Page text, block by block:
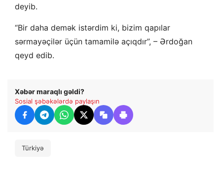
deyib.
“Bir daha demək istərdim ki, bizim qapılar
sərmayəçilər üçün tamamilə açıqdır”, – Ərdoğan
qeyd edib.
Xəbər maraqlı gəldi?
Sosial şəbəkələrdə paylaşın
Türkiyə